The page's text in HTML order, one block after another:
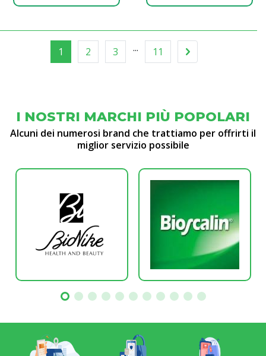
1 2 3 ... 11
I NOSTRI MARCHI PIÙ POPOLARI
Alcuni dei numerosi brand che trattiamo per offrirti il
miglior servizio possibile